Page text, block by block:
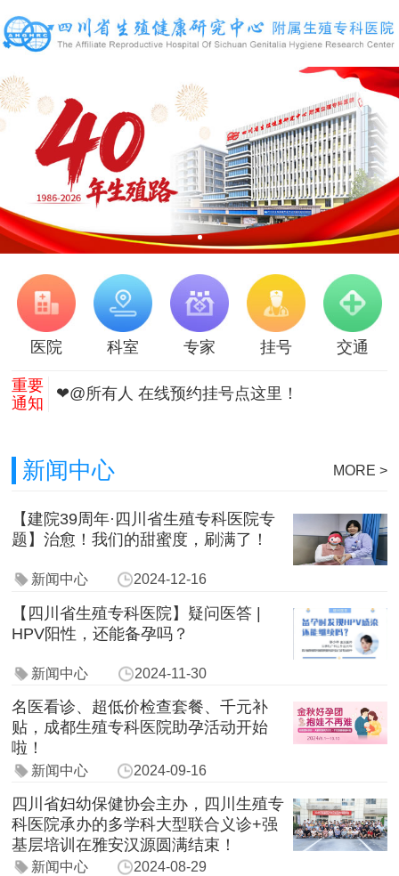
医院 科室 专家 挂号 交通
重要
通知
❤@所有人 在线预约挂号点这里！
新闻中心 MORE >
【建院39周年·四川省生殖专科医院专
题】治愈！我们的甜蜜度，刷满了！
新闻中心 2024-12-16
【四川省生殖专科医院】疑问医答 |
HPV阳性，还能备孕吗？
新闻中心 2024-11-30
名医看诊、超低价检查套餐、千元补
贴，成都生殖专科医院助孕活动开始
啦！
新闻中心 2024-09-16
四川省妇幼保健协会主办，四川生殖专
科医院承办的多学科大型联合义诊+强
基层培训在雅安汉源圆满结束！
新闻中心 2024-08-29